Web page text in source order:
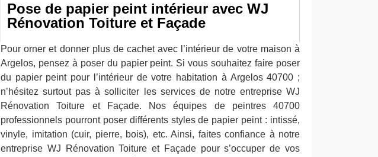
Pose de papier peint intérieur avec WJ
Rénovation Toiture et Façade
Pour orner et donner plus de cachet avec l’intérieur de votre maison à
Argelos, pensez à poser du papier peint. Si vous souhaitez faire poser
du papier peint pour l’intérieur de votre habitation à Argelos 40700 ;
n’hésitez surtout pas à solliciter les services de notre entreprise WJ
Rénovation Toiture et Façade. Nos équipes de peintres 40700
professionnels pourront poser différents styles de papier peint : intissé,
vinyle, imitation (cuir, pierre, bois), etc. Ainsi, faites confiance à notre
entreprise WJ Rénovation Toiture et Façade pour s’occuper de vos